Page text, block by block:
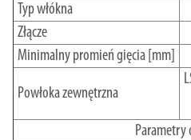
Typ włókna
Złącze
Minimalny promień gięcia [mm]
Powłoka zewnętrzna
Parametry